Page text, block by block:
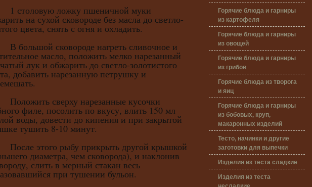
ложку пшеничной муки
на сухой сковороде без масла до светло-
цвета, снять с огня и охладить.
сковороде нагреть сливочное и
масло, положить мелко нарезанный
лук и обжарить до светло-золотистого
добавить нарезанную петрушку и
сверху нарезанные кусочки
филе, посолить по вкусу, влить 150 мл
воды, довести до кипения и при закрытой
тушить 8-10 минут.
этого рыбу прикрыть другой крышкой
диаметра, чем сковорода), и наклонив
слить в мерный стакан весь
при тушении бульон.
Горячие блюда и гарниры
из картофеля
Горячие блюда и гарниры
из овощей
Горячие блюда и гарниры
из грибов
Горячие блюда из творога
и яиц
Горячие блюда и гарниры
из бобовых, круп,
макаронных изделий
Тесто, начинки и другие
заготовки для выпечки
Изделия из теста сладкие
Изделия из теста
несладкие